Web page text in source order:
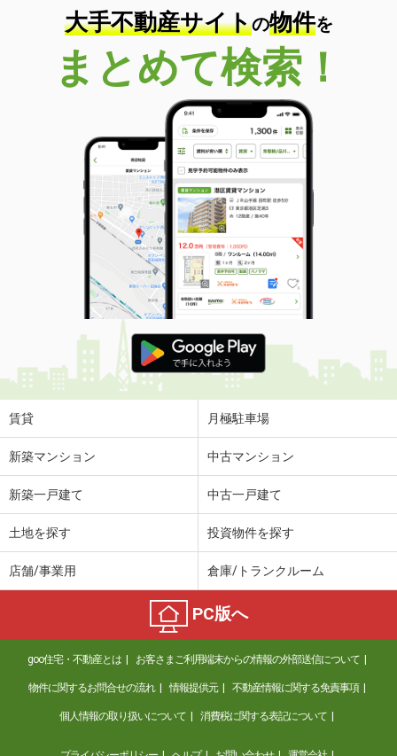
間取り
3LDK
兵庫県朝来市山東町大月
価 格
4.80万円
兵庫県朝来市山東町大月
38.5m²
間取り
2DK
兵庫県神戸市灘区赤松町１丁目
価 格
20万円
住 所
兵庫県神戸市灘区赤松町１丁目
専有面積 89.2m²
間取り
3LDK
兵庫県西宮市中浜町
価 格
5.20万円
住 所
兵庫県西宮市中浜町
専有面積
兵庫県神戸市兵庫区湊町２丁目
6.35万円
兵庫県宝塚市南口１丁目
7.20万円
住 所
兵庫県宝塚市南口１丁目
専有面積 26m²
間取り
1K
兵庫県神戸市西区丸塚１
大手不動産サイトの物件を
まとめて検索！
賃貸 月極駐車場
新築マンション 中古マンション
新築一戸建て 中古一戸建て
土地を探す 投資物件を探す
店舗/事業用 倉庫/トランクルーム
PC版へ
goo住宅・不動産とは お客さまご利用端末からの情報の外部送信について
物件に関するお問合せの流れ 情報提供元 不動産情報に関する免責事項
個人情報の取り扱いについて 消費税に関する表記について